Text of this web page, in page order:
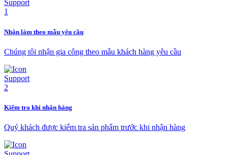
Nhận làm theo mẫu yêu cầu
Chúng tôi nhận gia công theo mẫu khách hàng yêu cầu
Kiểm tra khi nhận hàng
Quý khách được kiểm tra sản phẩm trước khi nhận hàng